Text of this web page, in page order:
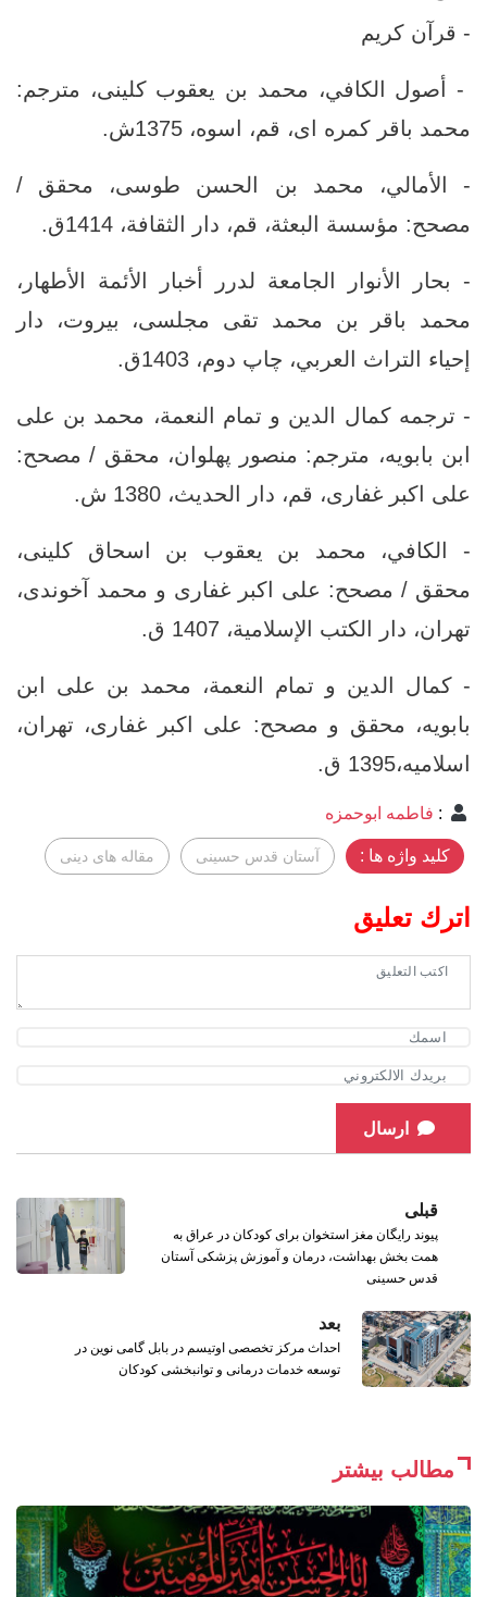
- قرآن کریم
- أصول الكافي، محمد بن يعقوب‏ كلينى، مترجم:
محمد باقر كمره اى، قم‏، اسوه‏، 1375ش‏.
- الأمالي، محمد بن الحسن طوسى، محقق /
مصحح: مؤسسة البعثة، قم‏، دار الثقافة، 1414ق‏.
- بحار الأنوار الجامعة لدرر أخبار الأئمة الأطهار،
محمد باقر بن محمد تقى مجلسى، بيروت، دار
إحياء التراث العربي، چاپ دوم، 1403ق.
- ترجمه كمال الدين و تمام النعمة، محمد بن على
ابن بابويه، ‏مترجم: منصور پهلوان، محقق / مصحح:
على اكبر غفارى، قم‏، دار الحديث‏، 1380 ش.‏
- الكافي، محمد بن يعقوب بن اسحاق كلينى،
‏محقق / مصحح: على اكبر غفارى و محمد آخوندى،
تهران، ‏دار الكتب الإسلامية، 1407 ق‏.
- كمال الدين و تمام النعمة، محمد بن على‏ ابن
بابويه، محقق و مصحح: على اكبر غفارى، تهران‏،
اسلاميه‏،1395 ق.‏
: فاطمه ابوحمزه
کلید واژه ها : آستان قدس حسینی مقاله های دینی
اترك تعليق
ارسال
قبلی
پیوند رایگان مغز استخوان برای کودکان در عراق به
همت بخش بهداشت، درمان و آموزش پزشکی آستان
قدس حسینی
بعد
احداث مرکز تخصصی اوتیسم در بابل گامی نوین در
توسعه خدمات درمانی و توانبخشی کودکان
مطالب بیشتر